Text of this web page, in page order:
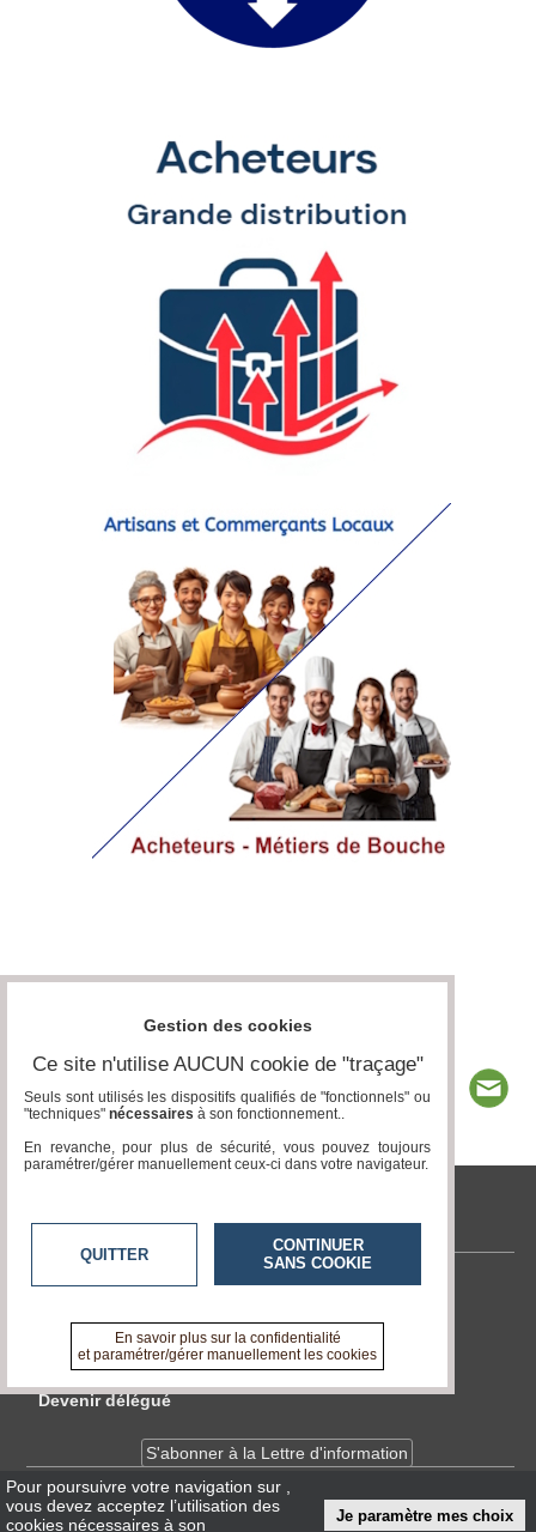
tvlocale.fr
En savoir +
A propos de tvlocale.fr
Devenir délégué
S'abonner à la Lettre d'information
InfosCNIL/RGPD
Pour poursuivre votre navigation sur
vous devez acceptez l’utilisation des
cookies nécessaires à son
Je paramètre mes choix
Gestion des cookies
Ce site n'utilise AUCUN cookie de "traçage"
Seuls sont utilisés les dispositifs qualifiés de "fonctionnels" ou
"techniques" nécessaires à son fonctionnement..
En revanche, pour plus de sécurité, vous pouvez toujours
paramétrer/gérer manuellement ceux-ci dans votre navigateur.
QUITTER
CONTINUER
SANS COOKIE
En savoir plus sur la confidentialité
et paramétrer/gérer manuellement les cookies